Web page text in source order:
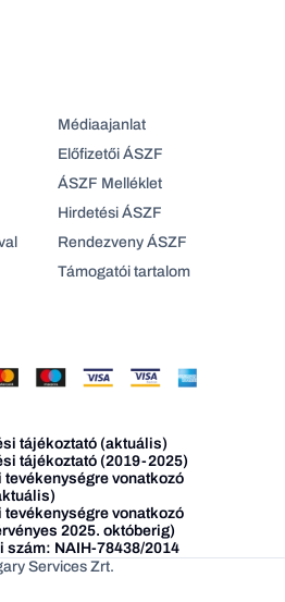
Médiaajanlat
Előfizetői ÁSZF
ÁSZF Melléklet
Hirdetési ÁSZF
Rendezveny ÁSZF
Támogatói tartalom
tájékoztató (aktuális)
tájékoztató (2019-2025)
vonatkozó
vonatkozó
2025. októberig)
NAIH-78438/2014
Services Zrt.